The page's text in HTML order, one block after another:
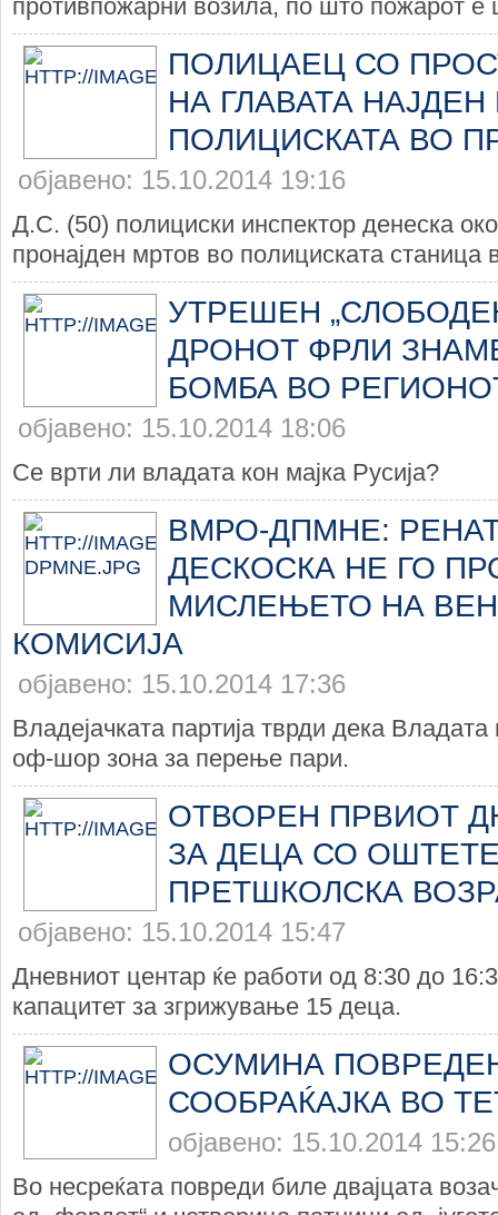
противпожарни возила, по што пожарот е
ПОЛИЦАЕЦ СО
НА ГЛАВАТА НАЈДЕН
ПОЛИЦИСКАТА ВО
објавено: 15.10.2014 19:16
Д.С. (50) полициски инспектор денеска
пронајден мртов во полициската
УТРЕШЕН
ДРОНОТ ФРЛИ
БОМБА ВО
објавено: 15.10.2014 18:06
Се врти ли владата кон мајка Русија?
ВМРО-ДПМНЕ:
ДЕСКОСКА НЕ ГО
МИСЛЕЊЕТО НА
КОМИСИЈА
објавено: 15.10.2014 17:36
Владејачката партија тврди дека
оф-шор зона за перење пари.
ОТВОРЕН ПРВИОТ
ЗА ДЕЦА СО
ПРЕТШКОЛСКА
објавено: 15.10.2014 15:47
Дневниот центар ќе работи од 8:30 до
капацитет за згрижување 15 деца.
ОСУМИНА
СООБРАЌАЈКА ВО
објавено: 15.10.2014 15:26
Во несреќата повреди биле двајцата